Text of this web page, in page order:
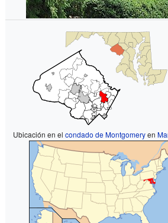
Ubicación en el condado de Montgomeryen